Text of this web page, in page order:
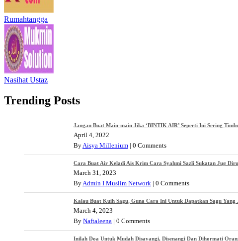
Rumahtangga
Nasihat Ustaz
Trending Posts
Jangan Buat Main-main Jika ‘BINTIK AIR’ Seperti Ini Sering
April 4, 2022
ByAisya Millenium | 0 Comments
Cara Buat Air Keladi Ais Krim Cara Syahmi Sazli Sukatan Jug
March 31, 2023
ByAdmin I Muslim Network | 0 Comments
Kalau Buat Kuih Sagu, Guna Cara Ini Untuk Dapatkan Sagu Yang
March 4, 2023
By Naftaleena | 0 Comments
Inilah Doa Untuk Mudah Disayangi, Disenangi Dan Dihormati